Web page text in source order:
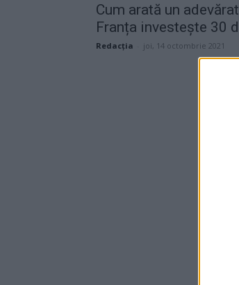
Cum arată un
Franța investește 30
Redacţia joi, 14 octombrie 2021